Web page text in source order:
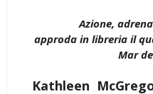
Azione,
approda in libreria il
Mar
Kathleen